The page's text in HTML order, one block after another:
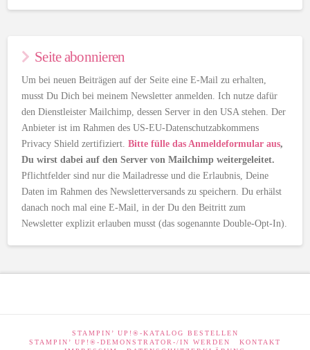
Seite abonnieren
Um bei neuen Beiträgen auf der Seite eine E-Mail zu erhalten,
musst Du Dich bei meinem Newsletter anmelden. Ich nutze dafür
den Dienstleister Mailchimp, dessen Server in den USA stehen. Der
Anbieter ist im Rahmen des US-EU-Datenschutzabkommens
Privacy Shield zertifiziert.Bitte fülle das Anmeldeformular aus,
Du wirst dabei auf den Server von Mailchimp weitergeleitet.
Pflichtfelder sind nur die Mailadresse und die Erlaubnis, Deine
Daten im Rahmen des Newsletterversands zu speichern. Du erhälst
danach noch mal eine E-Mail, in der Du den Beitritt zum
Newsletter explizit erlauben musst (das sogenannte Double-Opt-In).
STAMPIN’ UP!®-KATALOG BESTELLEN
STAMPIN’ UP!®-DEMONSTRATOR-/IN WERDEN
KONTAKT